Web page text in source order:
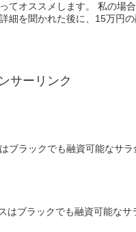
てオススメします。 私の場
細を聞かれた後に、15万円
サーリンク
ブラックでも融資可能なサラ
はブラックでも融資可能なサ